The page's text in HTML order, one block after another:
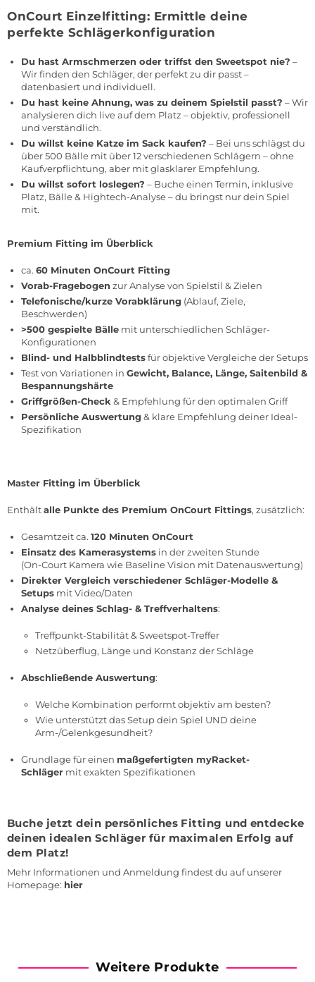
OnCourt Einzelfitting: Ermittle deine
perfekte Schlägerkonfiguration
Du hast Armschmerzen oder triffst den Sweetspot nie? –
Wir finden den Schläger, der perfekt zu dir passt –
datenbasiert und individuell.
Du hast keine Ahnung, was zu deinem Spielstil passt? – Wir
analysieren dich live auf dem Platz – objektiv, professionell
und verständlich.
Du willst keine Katze im Sack kaufen? – Bei uns schlägst du
über 500 Bälle mit über 12 verschiedenen Schlägern – ohne
Kaufverpflichtung, aber mit glasklarer Empfehlung.
Du willst sofort loslegen? – Buche einen Termin, inklusive
Platz, Bälle & Hightech-Analyse – du bringst nur dein Spiel
mit.
Premium Fitting im Überblick
ca. 60 Minuten OnCourt Fitting
Vorab-Fragebogen zur Analyse von Spielstil & Zielen
Telefonische/kurze Vorabklärung (Ablauf, Ziele,
Beschwerden)
>500 gespielte Bälle mit unterschiedlichen Schläger-
Konfigurationen
Blind- und Halbblindtestsfür objektive Vergleiche der Setups
Test von Variationen in Gewicht, Balance, Länge, Saitenbild &
Bespannungshärte
Griffgrößen-Check & Empfehlung für den optimalen Griff
Persönliche Auswertung& klare Empfehlung deiner Ideal-
Spezifikation
Master Fitting im Überblick
Enthältalle Punkte des Premium OnCourt Fittings, zusätzlich:
Gesamtzeit ca. 120 Minuten OnCourt
Einsatz des Kamerasystems in der zweiten Stunde
(On-Court Kamera wie Baseline Vision mit Datenauswertung)
Direkter Vergleich verschiedener Schläger-Modelle &
Setups mit Video/Daten
Analyse deines Schlag- & Treffverhaltens:
Treffpunkt-Stabilität & Sweetspot-Treffer
Netzüberflug, Länge und Konstanz der Schläge
Abschließende Auswertung:
Welche Kombination performt objektiv am besten?
Wie unterstützt das Setup dein Spiel UND deine
Arm-/Gelenkgesundheit?
Grundlage für einen maßgefertigten myRacket-
Schläger mit exakten Spezifikationen
Buche jetzt dein persönliches Fitting und entdecke
deinen idealen Schläger für maximalen Erfolg auf
dem Platz!
Mehr Informationen und Anmeldung findest du auf unserer
Homepage: hier
Weitere Produkte